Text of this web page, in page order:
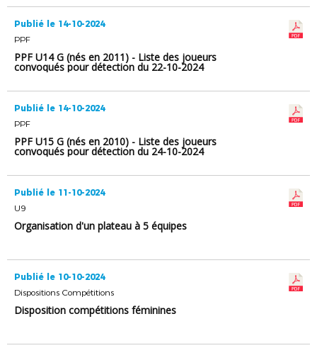
Publié le 14-10-2024
PPF
PPF U14 G (nés en 2011) - Liste des joueurs
convoqués pour détection du 22-10-2024
Publié le 14-10-2024
PPF
PPF U15 G (nés en 2010) - Liste des joueurs
convoqués pour détection du 24-10-2024
Publié le 11-10-2024
U9
Organisation d'un plateau à 5 équipes
Publié le 10-10-2024
Dispositions Compétitions
Disposition compétitions féminines